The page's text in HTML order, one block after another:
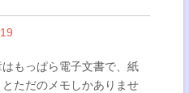
もっぱら電子文書で、紙
ただのメモしかありませ